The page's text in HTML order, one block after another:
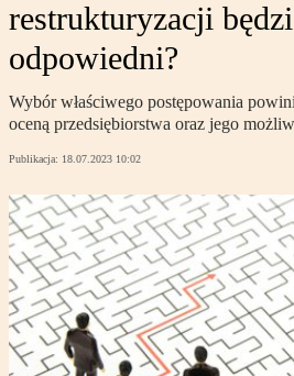
restrukturyzacji
odpowiedni?
Wybór właściwego postępowania
oceną przedsiębiorstwa oraz jego
Publikacja: 18.07.2023 10:02